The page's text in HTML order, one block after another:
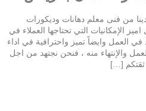
من فنى معلم دهانات وديكورات
الأعزاء 0509274867 ، هل اميز الإمكانيات التي تحتاجها العملاء في
العمل وايضاً تميز واحترافية في اداء
والإنتهاء منه ، فنحن نجتهد من اجل
ثقتكم […]